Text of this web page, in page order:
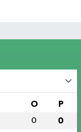
O P
0 0